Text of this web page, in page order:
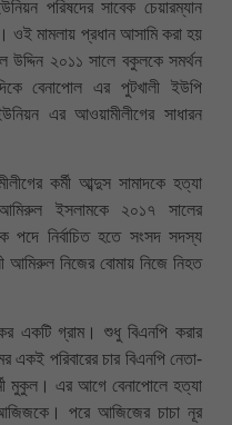
পরিষদের সাবেক চেয়ারম্যান
ওই মামলায় প্রধান আসামি করা হয়
২০১১ সালে বকুলকে সমর্থন
বেনাপোল এর পুটখালী ইউপি
এর আওয়ামীলীগের সাধারন
কর্মী আব্দুস সামাদকে হত্যা
ইসলামকে ২০১৭ সালের
পদে নির্বাচিত হতে সংসদ সদস্য
আমিরুল নিজের বোমায় নিজে নিহত
একটি গ্রাম। শুধু বিএনপি করার
পরিবারের চার বিএনপি নেতা-
মুকুল। এর আগে বেনাপোলে হত্যা
আজিজকে। পরে আজিজের চাচা নূর